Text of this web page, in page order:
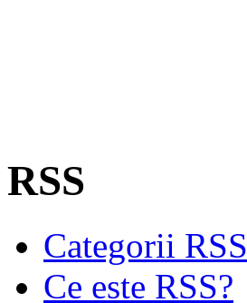
RSS
Categorii RSS
Ce este RSS?